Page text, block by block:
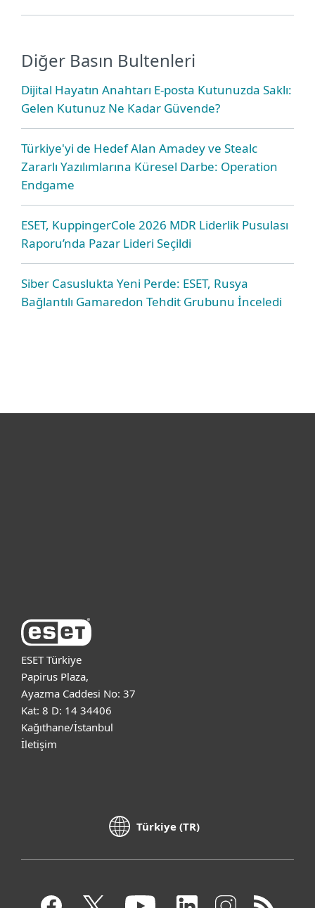
Diğer Basın Bultenleri
Dijital Hayatın Anahtarı E-posta Kutunuzda Saklı:
Gelen Kutunuz Ne Kadar Güvende?
Türkiye'yi de Hedef Alan Amadey ve Stealc
Zararlı Yazılımlarına Küresel Darbe: Operation
Endgame
ESET, KuppingerCole 2026 MDR Liderlik Pusulası
Raporu’nda Pazar Lideri Seçildi
Siber Casuslukta Yeni Perde: ESET, Rusya
Bağlantılı Gamaredon Tehdit Grubunu İnceledi
ESET Türkiye
Papirus Plaza,
Ayazma Caddesi No: 37
Kat: 8 D: 14 34406
Kağıthane/İstanbul
İletişim
Türkiye (TR)